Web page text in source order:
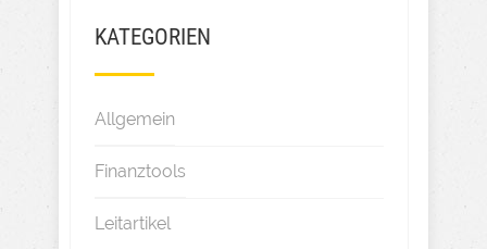
KATEGORIEN
Allgemein
Finanztools
Leitartikel